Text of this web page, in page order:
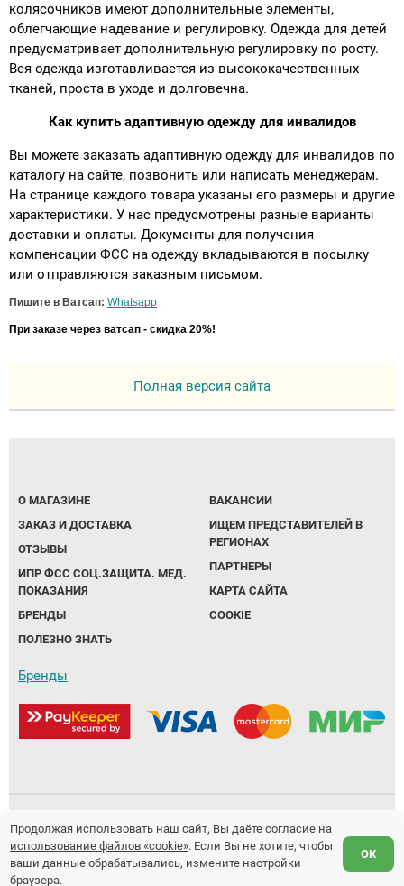
колясочников имеют дополнительные элементы,
облегчающие надевание и регулировку. Одежда для детей
предусматривает дополнительную регулировку по росту.
Вся одежда изготавливается из высококачественных
тканей, проста в уходе и долговечна.
Как купить адаптивную одежду для инвалидов
Вы можете заказать адаптивную одежду для инвалидов по
каталогу на сайте, позвонить или написать менеджерам.
На странице каждого товара указаны его размеры и другие
характеристики. У нас предусмотрены разные варианты
доставки и оплаты. Документы для получения
компенсации ФСС на одежду вкладываются в посылку
или отправляются заказным письмом.
Пишите в Ватсап: Whatsapp
При заказе через ватсап - скидка 20%!
Полная версия сайта
О МАГАЗИНЕ
ЗАКАЗ И ДОСТАВКА
ОТЗЫВЫ
ИПР ФСС СОЦ.ЗАЩИТА. МЕД.
ПОКАЗАНИЯ
БРЕНДЫ
ПОЛЕЗНО ЗНАТЬ
ВАКАНСИИ
ИЩЕМ ПРЕДСТАВИТЕЛЕЙ В
РЕГИОНАХ
ПАРТНЕРЫ
КАРТА САЙТА
COOKIE
Бренды
Политика обработки персональных данных
Предложение не является публичной офертой.
Продолжая использовать наш сайт, Вы даёте согласие на
использование файлов «cookie». Если Вы не хотите, чтобы
ваши данные обрабатывались, измените настройки
браузера.
ОК